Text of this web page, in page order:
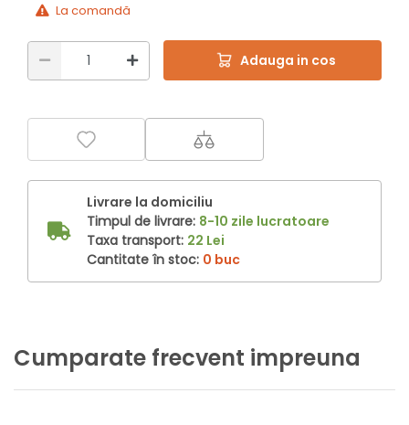
La comandă
Adauga in cos
Livrare la domiciliu
Timpul de livrare: 8-10 zile lucratoare
Taxa transport: 22 Lei
Cantitate în stoc: 0 buc
Cumparate frecvent impreuna